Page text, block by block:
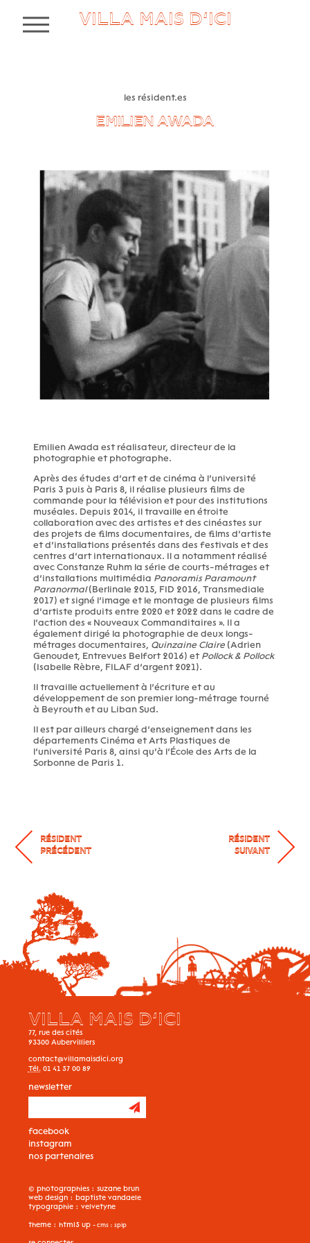
VILLA MAIS D’ICI
MENU
les résident.es
EMILIEN AWADA
Emilien Awada est réalisateur, directeur de la
photographie et photographe.
Après des études d’art et de cinéma à l’université
Paris 3 puis à Paris 8, il réalise plusieurs films de
commande pour la télévision et pour des institutions
muséales. Depuis 2014, il travaille en étroite
collaboration avec des artistes et des cinéastes sur
des projets de films documentaires, de films d’artiste
et d’installations présentés dans des festivals et des
centres d’art internationaux. Il a notamment réalisé
avec Constanze Ruhm la série de courts-métrages et
d’installations multimédia Panoramis Paramount
Paranormal(Berlinale 2015, FID 2016, Transmediale
2017) et signé l’image et le montage de plusieurs films
d’artiste produits entre 2020 et 2022 dans le cadre de
l’action des « Nouveaux Commanditaires ». Il a
également dirigé la photographie de deux longs-
métrages documentaires, Quinzaine Claire (Adrien
Genoudet, Entrevues Belfort 2016) et Pollock & Pollock
(Isabelle Rèbre, FILAF d’argent 2021).
Il travaille actuellement à l’écriture et au
développement de son premier long-métrage tourné
à Beyrouth et au Liban Sud.
Il est par ailleurs chargé d’enseignement dans les
départements Cinéma et Arts Plastiques de
l’université Paris 8, ainsi qu’à l’École des Arts de la
Sorbonne de Paris 1.
RÉSIDENT
PRÉCÉDENT
RÉSIDENT
SUIVANT
newsletter
facebook
instagram
nos partenaires
VILLA MAIS D’ICI
77, rue des cités
93300 Aubervilliers
contact@villamaisdici.org
Tél. 01 41 57 00 89
© photographies : suzane brun
web design : baptiste vandaele
typographie : velvetyne
theme : html5 up - cms : spip